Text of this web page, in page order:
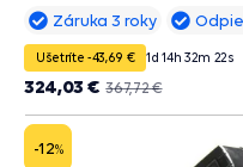
Záruka 3 roky
Ušetríte -43,69 € 1d 14h 32m 20s
367,72 €
324,03 €
-12%